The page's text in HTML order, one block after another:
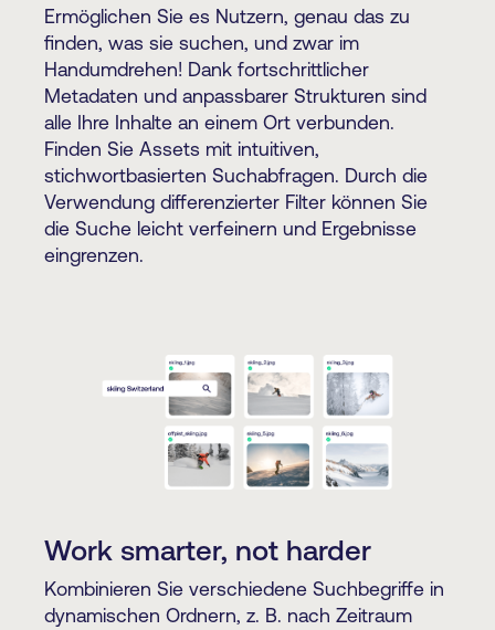
Ermöglichen Sie es Nutzern, genau das zu
finden, was sie suchen, und zwar im
Handumdrehen! Dank fortschrittlicher
Metadaten und anpassbarer Strukturen sind
alle Ihre Inhalte an einem Ort verbunden.
Finden Sie Assets mit intuitiven,
stichwortbasierten Suchabfragen. Durch die
Verwendung differenzierter Filter können Sie
die Suche leicht verfeinern und Ergebnisse
eingrenzen.
Work smarter, not harder
Kombinieren Sie verschiedene Suchbegriffe in
dynamischen Ordnern, z. B. nach Zeitraum